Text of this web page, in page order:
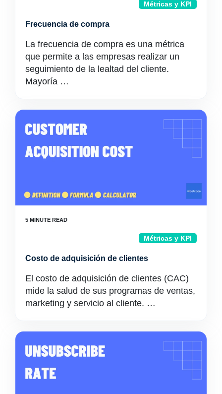
Métricas y KPI
Frecuencia de compra
La frecuencia de compra es una métrica
que permite a las empresas realizar un
seguimiento de la lealtad del cliente.
Mayoría …
Métricas y KPI
Costo de adquisición de clientes
El costo de adquisición de clientes (CAC)
mide la salud de sus programas de ventas,
marketing y servicio al cliente. …